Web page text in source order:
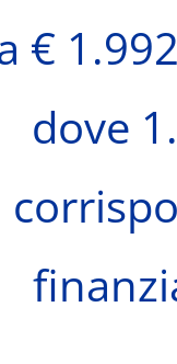
€
dove